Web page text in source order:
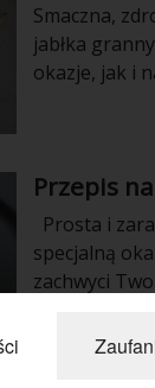
Smaczna,
jabłka
okazje, jak i
Przepis
Prosta i
specjalną
zachwyci